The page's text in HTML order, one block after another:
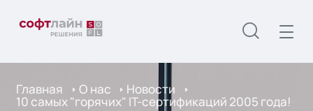
Главная О нас Новости
10 самых "горячих" IT-сертификаций 2005 года!